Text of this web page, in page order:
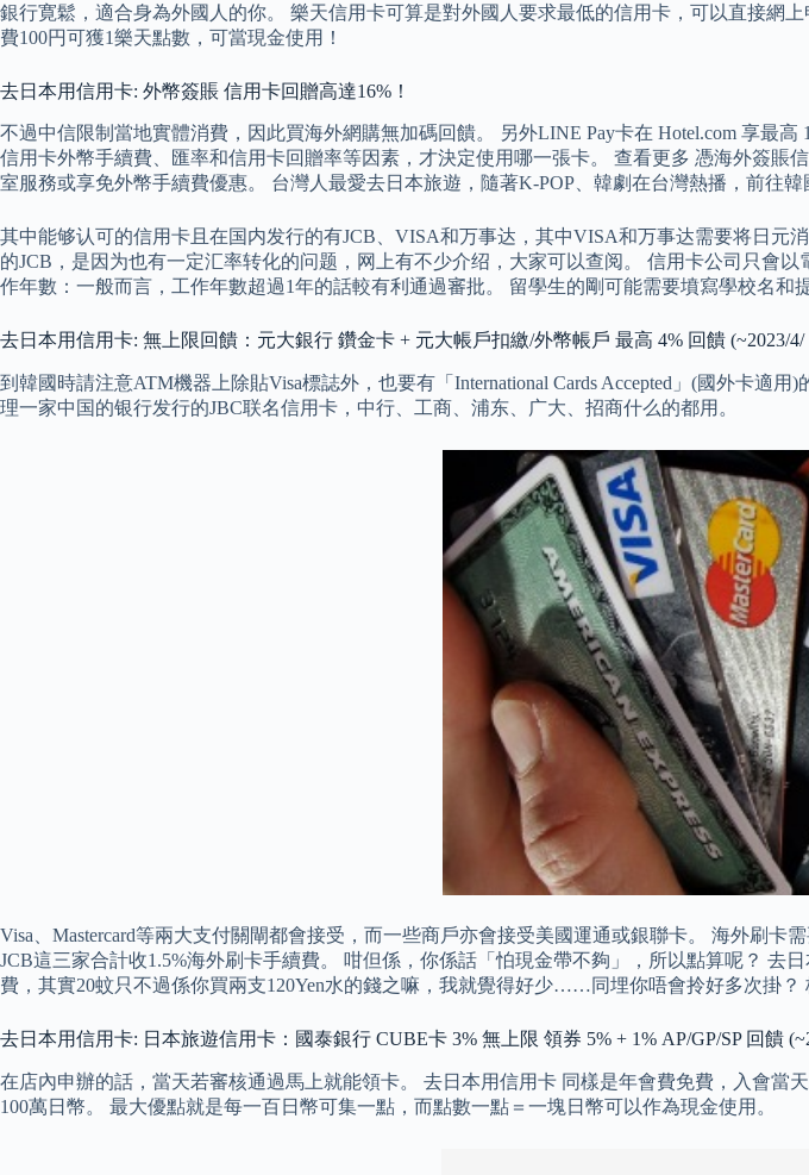
銀行寛鬆，適合身為外國人的你。 樂天信用卡可算是對外國人要求最低的信用卡，可以直接網
費100円可獲1樂天點數，可當現金使用！
去日本用信用卡: 外幣簽賬 信用卡回贈高達16%！
不過中信限制當地實體消費，因此買海外網購無加碼回饋。 另外LINE Pay卡在 Hotel.com 享最
信用卡外幣手續費、匯率和信用卡回贈率等因素，才決定使用哪一張卡。 查看更多 憑海外簽
室服務或享免外幣手續費優惠。 台灣人最愛去日本旅遊，隨著K-POP、韓劇在台灣熱播，前往韓
其中能够认可的信用卡且在国内发行的有JCB、VISA和万事达，其中VISA和万事达需要将日
的JCB，是因为也有一定汇率转化的问题，网上有不少介绍，大家可以查阅。 信用卡公司只會
作年數：一般而言，工作年數超過1年的話較有利通過審批。 留學生的剛可能需要墳寫學校名和
去日本用信用卡: 無上限回饋：元大銀行 鑽金卡 + 元大帳戶扣繳/外幣帳戶 最高 4% 回饋 (~2023/4/
到韓國時請注意ATM機器上除貼Visa標誌外，也要有「International Cards Accepted」(國外卡
理一家中国的银行发行的JBC联名信用卡，中行、工商、浦东、广大、招商什么的都用。
Visa、Mastercard等兩大支付關閘都會接受，而一些商戶亦會接受美國運通或銀聯卡。 海外刷卡
JCB這三家合計收1.5%海外刷卡手續費。 咁但係，你係話「怕現金帶不夠」，所以點算呢？
費，其實20蚊只不過係你買兩支120Yen水的錢之嘛，我就覺得好少……同埋你唔會拎好多次掛
去日本用信用卡: 日本旅遊信用卡：國泰銀行 CUBE卡 3% 無上限 領券 5% + 1% AP/GP/SP 回饋
在店內申辦的話，當天若審核通過馬上就能領卡。 去日本用信用卡 同樣是年會費免費，入會
100萬日幣。 最大優點就是每一百日幣可集一點，而點數一點＝一塊日幣可以作為現金使用。